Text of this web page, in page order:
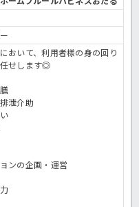
おいて、利用者様の身の回り
せします◎
泄介助
ンの企画・運営